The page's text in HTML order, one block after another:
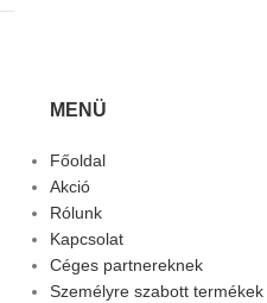
MENÜ
Főoldal
Akció
Rólunk
Kapcsolat
Céges partnereknek
Személyre szabott termékek